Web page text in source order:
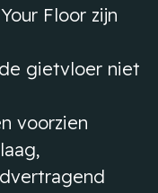
Floor zijn
gietvloer niet
voorzien